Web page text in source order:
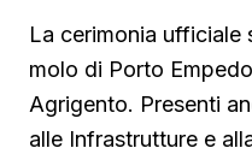
La cerimonia ufficiale
molo di Porto
Agrigento. Presenti
alle Infrastrutture e